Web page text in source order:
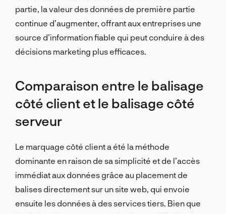
partie, la valeur des données de première partie
continue d’augmenter, offrant aux entreprises une
source d’information fiable qui peut conduire à des
décisions marketing plus efficaces.
Comparaison entre le balisage
côté client et le balisage côté
serveur
Le marquage côté client a été la méthode
dominante en raison de sa simplicité et de l’accès
immédiat aux données grâce au placement de
balises directement sur un site web, qui envoie
ensuite les données à des services tiers. Bien que